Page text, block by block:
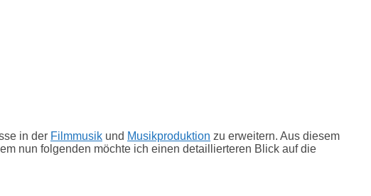
in der Filmmusik und Musikproduktion zu erweitern. Aus diesem
nun folgenden möchte ich einen detaillierteren Blick auf die